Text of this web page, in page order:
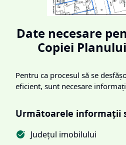
Date necesare
Copiei
Pentru ca procesul să se
eficient, sunt necesare
Următoarele informații
Județul imobilului